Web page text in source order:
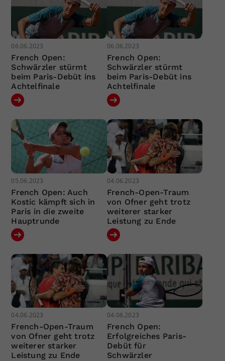
06.06.2023
French Open:
Schwärzler stürmt
beim Paris-Debüt ins
Achtelfinale
06.06.2023
French Open:
Schwärzler stürmt
beim Paris-Debüt ins
Achtelfinale
05.06.2023
French Open: Auch
Kostic kämpft sich in
Paris in die zweite
Hauptrunde
04.06.2023
French-Open-Traum
von Ofner geht trotz
weiterer starker
Leistung zu Ende
04.06.2023
French-Open-Traum
von Ofner geht trotz
weiterer starker
Leistung zu Ende
04.06.2023
French Open:
Erfolgreiches Paris-
Debüt für
Schwärzler